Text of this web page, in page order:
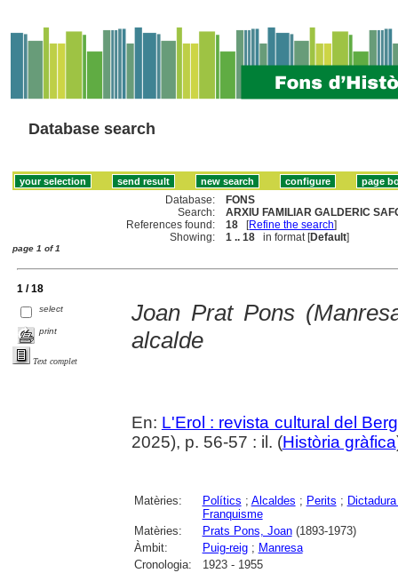
Database search
Database:
FONS
Search:
ARXIU FAMILIAR GALDERIC
References found:
18 [Refine the search]
Showing:
1 .. 18 in format [Default]
page 1 of 1
1 / 18
select
print
Text complet
Joan Prat Pons
alcalde
En: L'Erol : revista cultural del
2025), p. 56-57 : il. (Història gràfica
Matèries: Polítics ; Alcaldes ; Perits ;
Franquisme
Matèries:
Prats Pons, Joan(1893-1973)
Àmbit:
Puig-reig; Manresa
Cronologia:
1923 - 1955